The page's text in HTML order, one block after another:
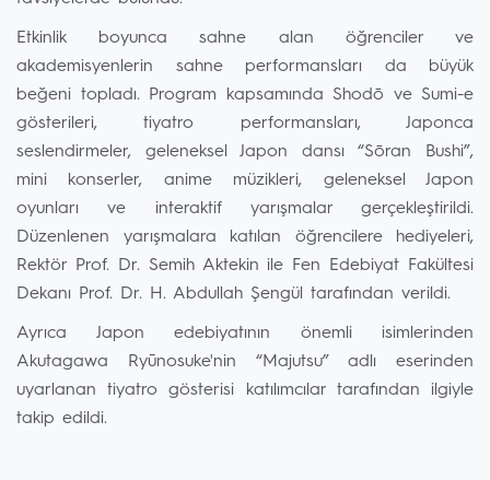
Etkinlik boyunca sahne alan öğrenciler ve
akademisyenlerin sahne performansları da büyük
beğeni topladı. Program kapsamında Shodō ve Sumi-e
gösterileri, tiyatro performansları, Japonca
seslendirmeler, geleneksel Japon dansı “Sōran Bushi”,
mini konserler, anime müzikleri, geleneksel Japon
oyunları ve interaktif yarışmalar gerçekleştirildi.
Düzenlenen yarışmalara katılan öğrencilere hediyeleri,
Rektör Prof. Dr. Semih Aktekin ile Fen Edebiyat Fakültesi
Dekanı Prof. Dr. H. Abdullah Şengül tarafından verildi.
Ayrıca Japon edebiyatının önemli isimlerinden
Akutagawa Ryūnosuke'nin “Majutsu” adlı eserinden
uyarlanan tiyatro gösterisi katılımcılar tarafından ilgiyle
takip edildi.